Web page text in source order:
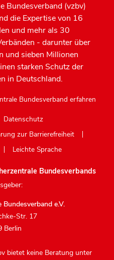
Bundesverband (vzbv)
die Expertise von 16
und mehr als 30
- darunter über
und sieben Millionen
starken Schutz der
in Deutschland.
Bundesverband erfahren
Datenschutz
zur Barrierefreiheit
Leichte Sprache
Bundesverbands
e.V.
Str. 17
Berlin
bietet keine Beratung unter